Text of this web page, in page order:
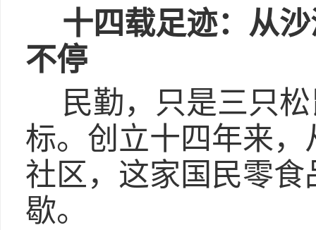
十四载足迹：从
不停
民勤，只是三只
标。创立十四年来
社区，这家国民零
歇。